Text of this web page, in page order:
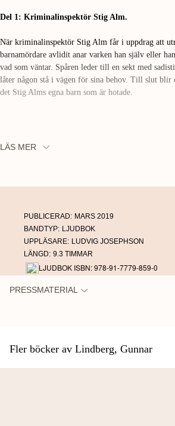
Del 1: Kriminalinspektör Stig Alm.
När kriminalinspektör Stig Alm får i uppdrag att
barnamördare avlidit anar varken han själv eller
vad som väntar. Spåren leder till en sekt med
låter någon stå i vägen för sina behov. Till slut
det Stig Alms egna barn som är hotade.
LÄS MER
PUBLICERAD: MARS 2019
BANDTYP: LJUDBOK
UPPLÄSARE: LUDVIG JOSEPHSON
LÄNGD: 9.3 TIMMAR
LJUDBOK ISBN: 978-91-7779-859-0
PRESSMATERIAL
Fler böcker av Lindberg, Gunnar